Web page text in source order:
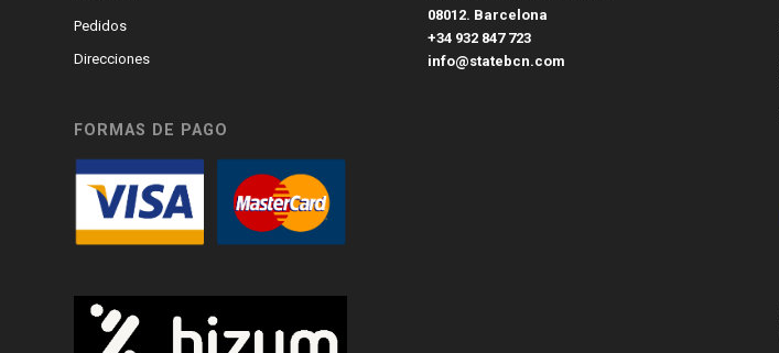
Pedidos
Direcciones
FORMAS DE PAGO
08012. Barcelona
+34 932 847 723
info@statebcn.com